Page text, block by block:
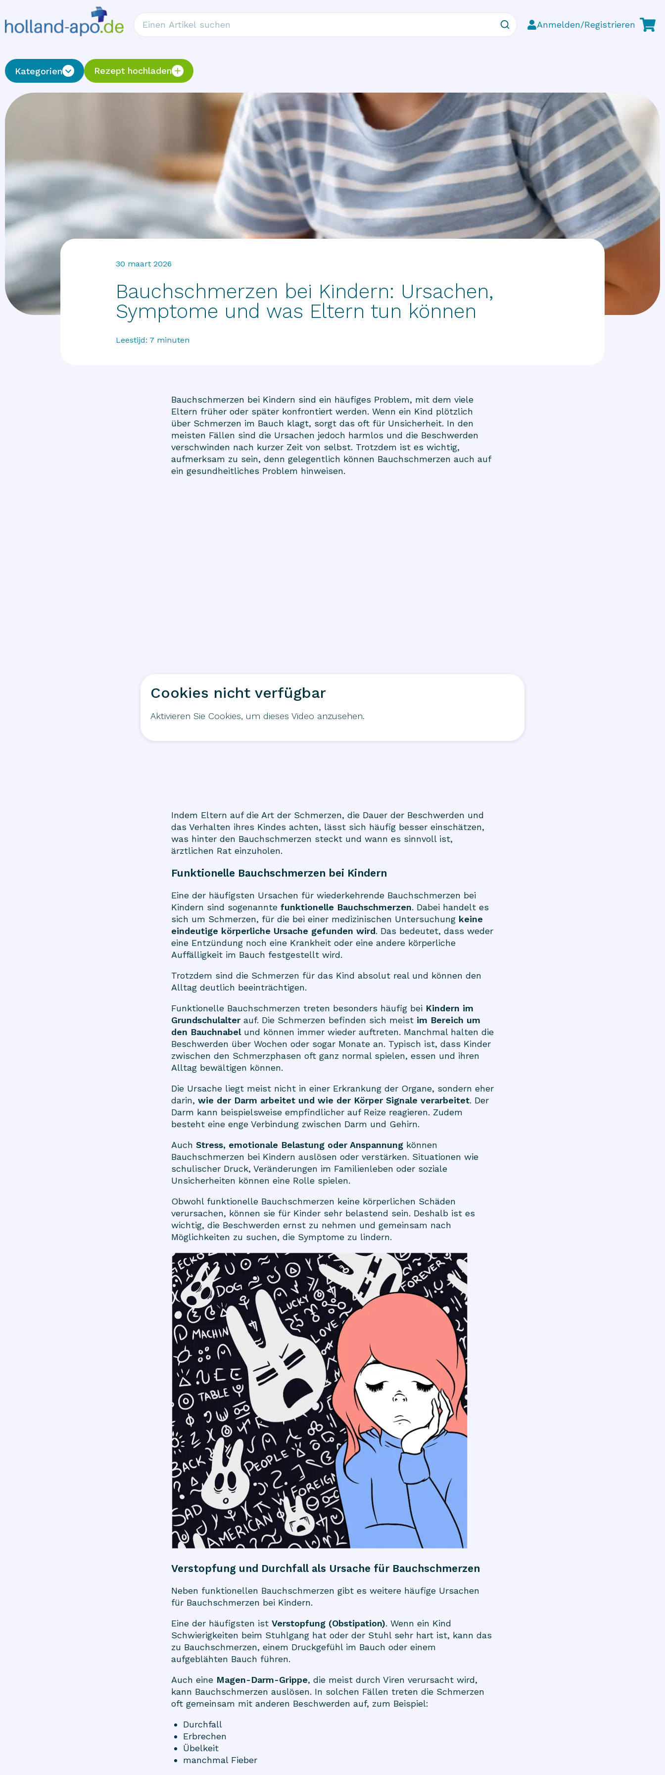
Anmelden/Registrieren
Kategorien Rezept hochladen
30 maart 2026
Bauchschmerzen bei Kindern: Ursachen,
Symptome und was Eltern tun können
Leestijd: 7 minuten
Bauchschmerzen bei Kindern sind ein häufiges Problem, mit dem viele
Eltern früher oder später konfrontiert werden. Wenn ein Kind plötzlich
über Schmerzen im Bauch klagt, sorgt das oft für Unsicherheit. In den
meisten Fällen sind die Ursachen jedoch harmlos und die Beschwerden
verschwinden nach kurzer Zeit von selbst. Trotzdem ist es wichtig,
aufmerksam zu sein, denn gelegentlich können Bauchschmerzen auch auf
ein gesundheitliches Problem hinweisen.
Cookies nicht verfügbar
Aktivieren Sie Cookies, um dieses Video anzusehen.
Indem Eltern auf die Art der Schmerzen, die Dauer der Beschwerden und
das Verhalten ihres Kindes achten, lässt sich häufig besser einschätzen,
was hinter den Bauchschmerzen steckt und wann es sinnvoll ist,
ärztlichen Rat einzuholen.
Funktionelle Bauchschmerzen bei Kindern
Eine der häufigsten Ursachen für wiederkehrende Bauchschmerzen bei
Kindern sind sogenannte funktionelle Bauchschmerzen. Dabei handelt es
sich um Schmerzen, für die bei einer medizinischen Untersuchung keine
eindeutige körperliche Ursache gefunden wird. Das bedeutet, dass weder
eine Entzündung noch eine Krankheit oder eine andere körperliche
Auffälligkeit im Bauch festgestellt wird.
Trotzdem sind die Schmerzen für das Kind absolut real und können den
Alltag deutlich beeinträchtigen.
Funktionelle Bauchschmerzen treten besonders häufig bei Kindern im
Grundschulalter auf. Die Schmerzen befinden sich meist im Bereich um
den Bauchnabelund können immer wieder auftreten. Manchmal halten die
Beschwerden über Wochen oder sogar Monate an. Typisch ist, dass Kinder
zwischen den Schmerzphasen oft ganz normal spielen, essen und ihren
Alltag bewältigen können.
Die Ursache liegt meist nicht in einer Erkrankung der Organe, sondern eher
darin, wie der Darm arbeitet und wie der Körper Signale verarbeitet. Der
Darm kann beispielsweise empfindlicher auf Reize reagieren. Zudem
besteht eine enge Verbindung zwischen Darm und Gehirn.
Auch Stress, emotionale Belastung oder Anspannung können
Bauchschmerzen bei Kindern auslösen oder verstärken. Situationen wie
schulischer Druck, Veränderungen im Familienleben oder soziale
Unsicherheiten können eine Rolle spielen.
Obwohl funktionelle Bauchschmerzen keine körperlichen Schäden
verursachen, können sie für Kinder sehr belastend sein. Deshalb ist es
wichtig, die Beschwerden ernst zu nehmen und gemeinsam nach
Möglichkeiten zu suchen, die Symptome zu lindern.
Verstopfung und Durchfall als Ursache für Bauchschmerzen
Neben funktionellen Bauchschmerzen gibt es weitere häufige Ursachen
für Bauchschmerzen bei Kindern.
Eine der häufigsten ist Verstopfung (Obstipation). Wenn ein Kind
Schwierigkeiten beim Stuhlgang hat oder der Stuhl sehr hart ist, kann das
zu Bauchschmerzen, einem Druckgefühl im Bauch oder einem
aufgeblähten Bauch führen.
Auch eine Magen-Darm-Grippe, die meist durch Viren verursacht wird,
kann Bauchschmerzen auslösen. In solchen Fällen treten die Schmerzen
oft gemeinsam mit anderen Beschwerden auf, zum Beispiel:
Durchfall
Erbrechen
Übelkeit
manchmal Fieber